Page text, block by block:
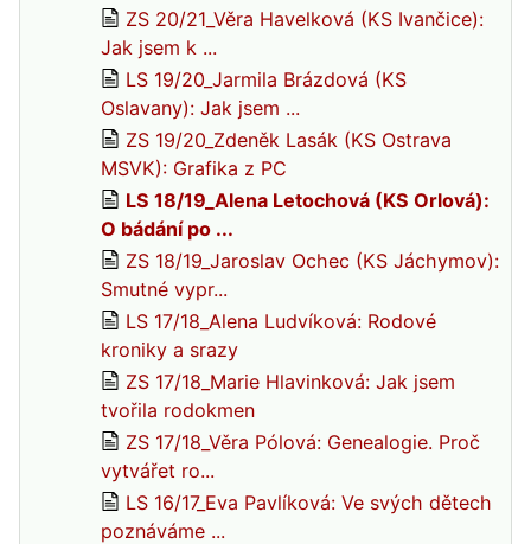
ZS 20/21_Věra Havelková (KS Ivančice):
Jak jsem k ...
LS 19/20_Jarmila Brázdová (KS
Oslavany): Jak jsem ...
ZS 19/20_Zdeněk Lasák (KS Ostrava
MSVK): Grafika z PC
LS 18/19_Alena Letochová (KS Orlová):
O bádání po ...
ZS 18/19_Jaroslav Ochec (KS Jáchymov):
Smutné vypr...
LS 17/18_Alena Ludvíková: Rodové
kroniky a srazy
ZS 17/18_Marie Hlavinková: Jak jsem
tvořila rodokmen
ZS 17/18_Věra Pólová: Genealogie. Proč
vytvářet ro...
LS 16/17_Eva Pavlíková: Ve svých dětech
poznáváme ...